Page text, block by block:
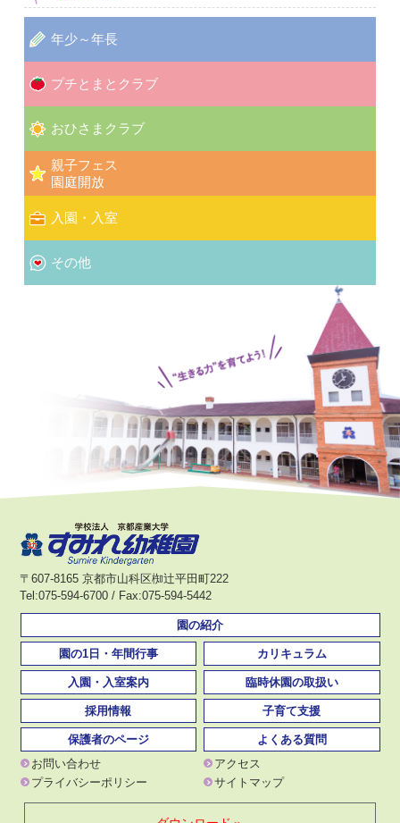
年少～年長
プチとまとクラブ
おひさまクラブ
親子フェス
園庭開放
入園・入室
その他
〒607-8165 京都市山科区椥辻平田町222
Tel:075-594-6700 / Fax:075-594-5442
園の紹介
カリキュラム
園の1日・年間行事
臨時休園の取扱い
入園・入室案内
子育て支援
採用情報
よくある質問
保護者のページ
アクセス
お問い合わせ
サイトマップ
プライバシーポリシー